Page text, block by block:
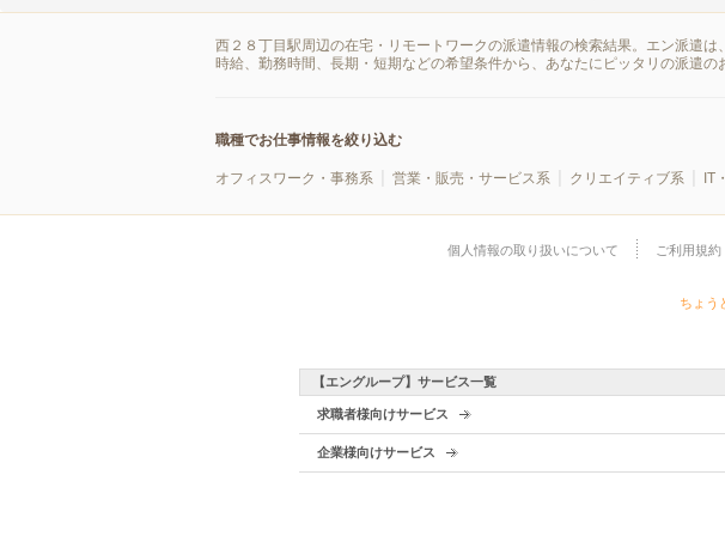
西２８丁目駅周辺の在宅・リモートワークの派遣情報の検索結果。エン派遣
時給、勤務時間、長期・短期などの希望条件から、あなたにピッタリの派遣の
職種でお仕事情報を絞り込む
オフィスワーク・事務系 営業・販売・サービス系 クリエイティブ系 IT
個人情報の取り扱いについて ご利用規約
ちょう
【エングループ】サービス一覧
求職者様向けサービス
企業様向けサービス